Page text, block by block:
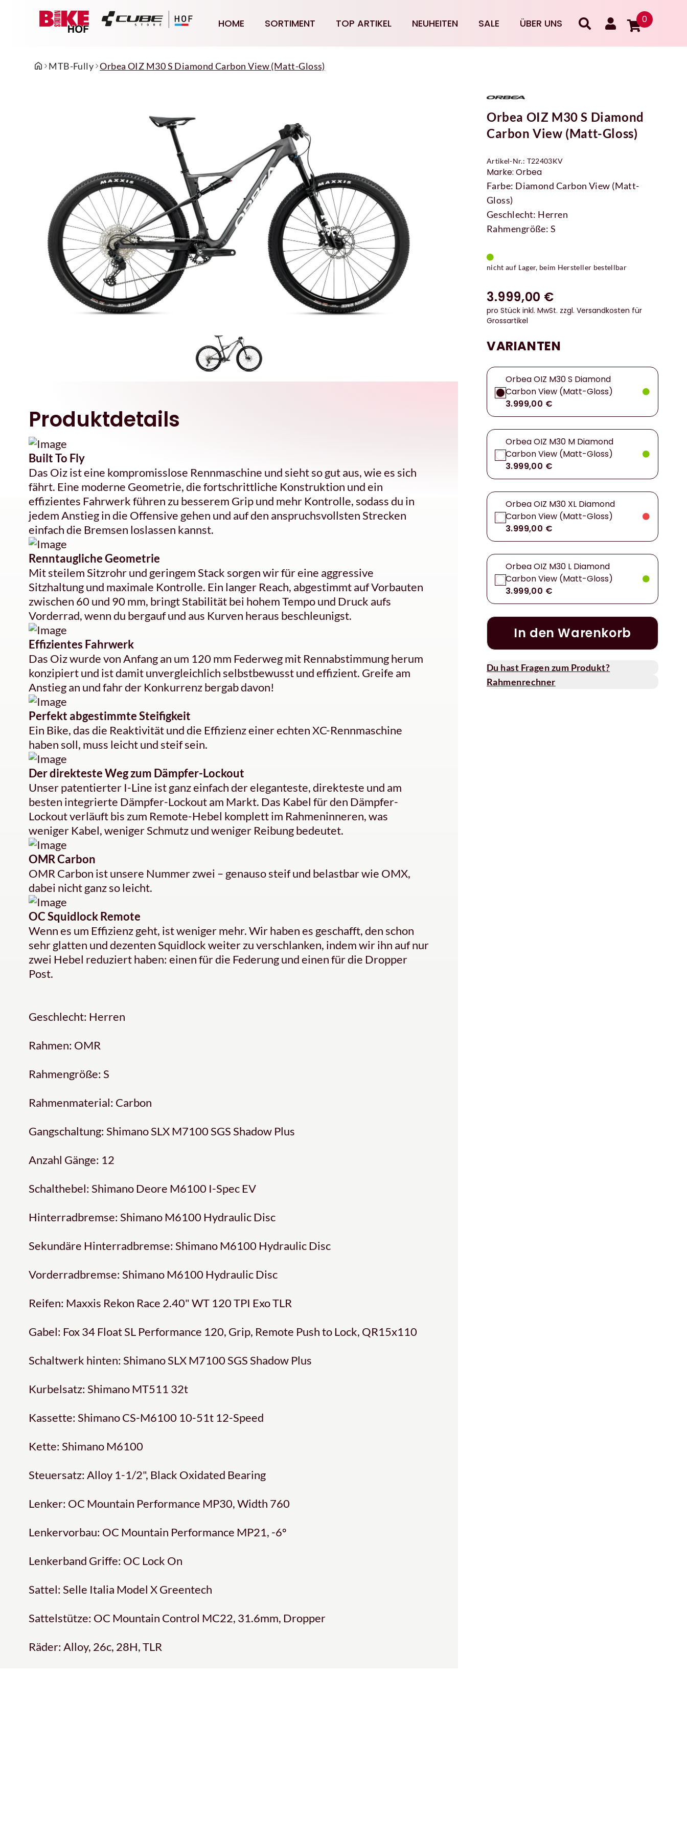
HOME SORTIMENT TOP ARTIKEL NEUHEITEN SALE ÜBER UNS 0
MTB-Fully Orbea OIZ M30 S Diamond Carbon View (Matt-Gloss)
Produktdetails
Built To Fly
Das Oiz ist eine kompromisslose Rennmaschine und sieht so gut aus, wie es sich
fährt. Eine moderne Geometrie, die fortschrittliche Konstruktion und ein
effizientes Fahrwerk führen zu besserem Grip und mehr Kontrolle, sodass du in
jedem Anstieg in die Offensive gehen und auf den anspruchsvollsten Strecken
einfach die Bremsen loslassen kannst.
Renntaugliche Geometrie
Mit steilem Sitzrohr und geringem Stack sorgen wir für eine aggressive
Sitzhaltung und maximale Kontrolle. Ein langer Reach, abgestimmt auf Vorbauten
zwischen 60 und 90 mm, bringt Stabilität bei hohem Tempo und Druck aufs
Vorderrad, wenn du bergauf und aus Kurven heraus beschleunigst.
Effizientes Fahrwerk
Das Oiz wurde von Anfang an um 120 mm Federweg mit Rennabstimmung herum
konzipiert und ist damit unvergleichlich selbstbewusst und effizient. Greife am
Anstieg an und fahr der Konkurrenz bergab davon!
Perfekt abgestimmte Steifigkeit
Ein Bike, das die Reaktivität und die Effizienz einer echten XC-Rennmaschine
haben soll, muss leicht und steif sein.
Der direkteste Weg zum Dämpfer-Lockout
Unser patentierter I-Line ist ganz einfach der eleganteste, direkteste und am
besten integrierte Dämpfer-Lockout am Markt. Das Kabel für den Dämpfer-
Lockout verläuft bis zum Remote-Hebel komplett im Rahmeninneren, was
weniger Kabel, weniger Schmutz und weniger Reibung bedeutet.
OMR Carbon
OMR Carbon ist unsere Nummer zwei – genauso steif und belastbar wie OMX,
dabei nicht ganz so leicht.
OC Squidlock Remote
Wenn es um Effizienz geht, ist weniger mehr. Wir haben es geschafft, den schon
sehr glatten und dezenten Squidlock weiter zu verschlanken, indem wir ihn auf nur
zwei Hebel reduziert haben: einen für die Federung und einen für die Dropper
Post.
Geschlecht: Herren
Rahmen: OMR
Rahmengröße: S
Rahmenmaterial: Carbon
Gangschaltung: Shimano SLX M7100 SGS Shadow Plus
Anzahl Gänge: 12
Schalthebel: Shimano Deore M6100 I-Spec EV
Hinterradbremse: Shimano M6100 Hydraulic Disc
Sekundäre Hinterradbremse: Shimano M6100 Hydraulic Disc
Vorderradbremse: Shimano M6100 Hydraulic Disc
Reifen: Maxxis Rekon Race 2.40" WT 120 TPI Exo TLR
Gabel: Fox 34 Float SL Performance 120, Grip, Remote Push to Lock, QR15x110
Schaltwerk hinten: Shimano SLX M7100 SGS Shadow Plus
Kurbelsatz: Shimano MT511 32t
Kassette: Shimano CS-M6100 10-51t 12-Speed
Kette: Shimano M6100
Steuersatz: Alloy 1-1/2", Black Oxidated Bearing
Lenker: OC Mountain Performance MP30, Width 760
Lenkervorbau: OC Mountain Performance MP21, -6º
Lenkerband Griffe: OC Lock On
Sattel: Selle Italia Model X Greentech
Sattelstütze: OC Mountain Control MC22, 31.6mm, Dropper
Räder: Alloy, 26c, 28H, TLR
Orbea OIZ M30 S Diamond
Carbon View (Matt-Gloss)
Artikel-Nr.: T22403KV
Marke: Orbea
Farbe: Diamond Carbon View (Matt-
Gloss)
Geschlecht: Herren
Rahmengröße: S
nicht auf Lager, beim Hersteller bestellbar
3.999,00 €
pro Stück inkl. MwSt. zzgl. Versandkosten für
Grossartikel
VARIANTEN
Orbea OIZ M30 S Diamond
Carbon View (Matt-Gloss)
3.999,00 €
Orbea OIZ M30 M Diamond
Carbon View (Matt-Gloss)
3.999,00 €
Orbea OIZ M30 XL Diamond
Carbon View (Matt-Gloss)
3.999,00 €
Orbea OIZ M30 L Diamond
Carbon View (Matt-Gloss)
3.999,00 €
In den Warenkorb
Du hast Fragen zum Produkt?
Rahmenrechner